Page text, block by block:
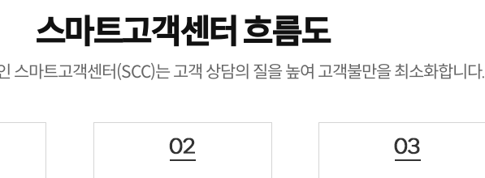
스마트고객센터 흐름도
스마트고객센터(SCC)는 고객 상담의 질을 높여 고객불만을 최소화합니다.